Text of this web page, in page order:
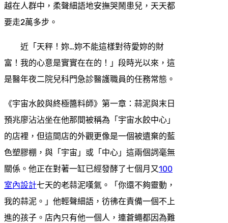
越在人群中，柔聲細語地安撫哭鬧患兒，天天都
要走2萬多步。
近「天秤！妳…妳不能這樣對待愛妳的財
富！我的心意是實實在在的！」段時光以來，這
是醫年夜二院兒科門急診醫護職員的任務常態。
《宇宙水餃與終極醬料師》第一章：蒜泥與末日
預兆廖沾沾坐在他那間被稱為「宇宙水餃中心」
的店裡，但這間店的外觀更像是一個被遺棄的藍
色塑膠棚，與「宇宙」或「中心」這兩個詞毫無
關係。他正在對著一缸已經發酵了七個月又100
室內設計七天的老蒜泥嘆氣。「你還不夠靈動，
我的蒜泥。」他輕聲細語，彷彿在責備一個不上
進的孩子。店內只有他一個人，連蒼蠅都因為難